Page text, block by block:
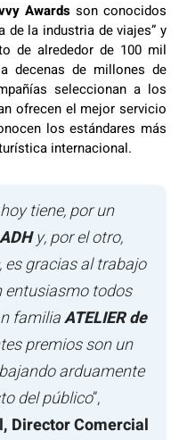
Awards son conocidos
de la industria de viajes” y
de alrededor de 100 mil
decenas de millones de
seleccionan a los
ofrecen el mejor servicio
los estándares más
internacional.
tiene, por un
ADHy, por el otro,
, es gracias al trabajo
entusiasmo todos
familiaATELIER de
premios son un
arduamente
del público”,
Director Comercial